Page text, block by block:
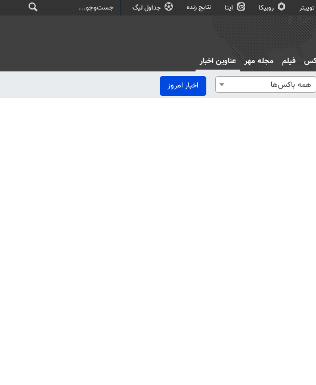
توییتر روبیکا ایتا نتایج زنده جداول لیگ
فیلم مجله مهر
عناوین اخبار
همه باکس‌ها اخبار امروز